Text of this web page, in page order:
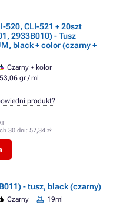
520, CLI-521 + 20szt
2933B010) - Tusz
black + color (czarny +
Czarny + kolor
gr / ml
30 dni: 57,34 zł
produkt?
- tusz, black (czarny)
Czarny 19ml